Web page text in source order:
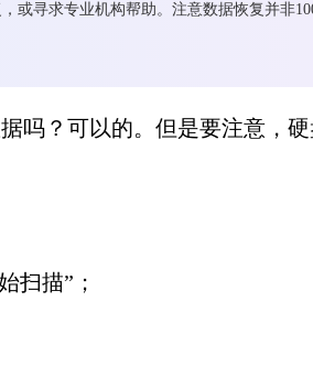
或寻求专业机构帮助。注意数据恢复并非
吗？可以的。但是要注意，
扫描”；